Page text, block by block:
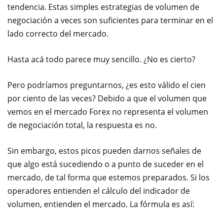
tendencia. Estas simples estrategias de volumen de
negociación a veces son suficientes para terminar en el
lado correcto del mercado.
Hasta acá todo parece muy sencillo. ¿No es cierto?
Pero podríamos preguntarnos, ¿es esto válido el cien
por ciento de las veces? Debido a que el volumen que
vemos en el mercado Forex no representa el volumen
de negociación total, la respuesta es no.
Sin embargo, estos picos pueden darnos señales de
que algo está sucediendo o a punto de suceder en el
mercado, de tal forma que estemos preparados. Si los
operadores entienden el cálculo del indicador de
volumen, entienden el mercado. La fórmula es así: